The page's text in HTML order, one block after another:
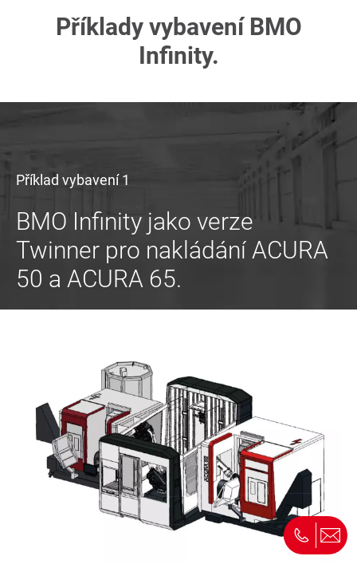
Příklady vybavení BMO
Infinity.
Příklad vybavení 1
BMO Infinity jako verze
Twinner pro nakládání ACURA
50 a ACURA 65.